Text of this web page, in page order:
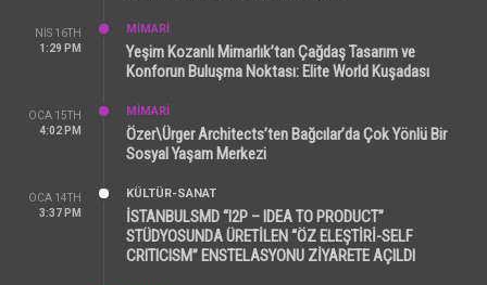
NIS 16TH
1:29 PM
MİMARİ
Yeşim Kozanlı Mimarlık’tan Çağdaş Tasarım ve
Konforun Buluşma Noktası: Elite World Kuşadası
OCA 15TH
4:02 PM
MİMARİ
Özer\Ürger Architects’ten Bağcılar’da Çok Yönlü Bir
Sosyal Yaşam Merkezi
OCA 14TH
3:37 PM
KÜLTÜR-SANAT
İSTANBULSMD “I2P – IDEA TO PRODUCT”
STÜDYOSUNDA ÜRETİLEN “ÖZ ELEŞTİRİ-SELF
CRITICISM” ENSTELASYONU ZİYARETE AÇILDI